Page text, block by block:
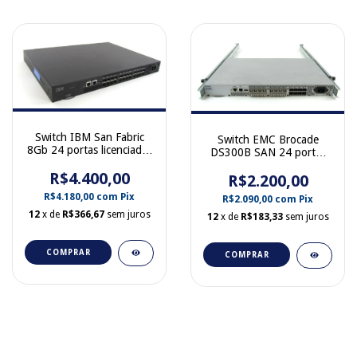
Switch IBM San Fabric
8Gb 24 portas licenciadas
R$4.400,00
R$4.180,00 com Pix
12 x de R$366,67 sem juros
COMPRAR
Switch EMC Brocade
DS300B SAN 24 portas
652-065
R$2.200,00
R$2.090,00 com Pix
12 x de R$183,33 sem juros
COMPRAR